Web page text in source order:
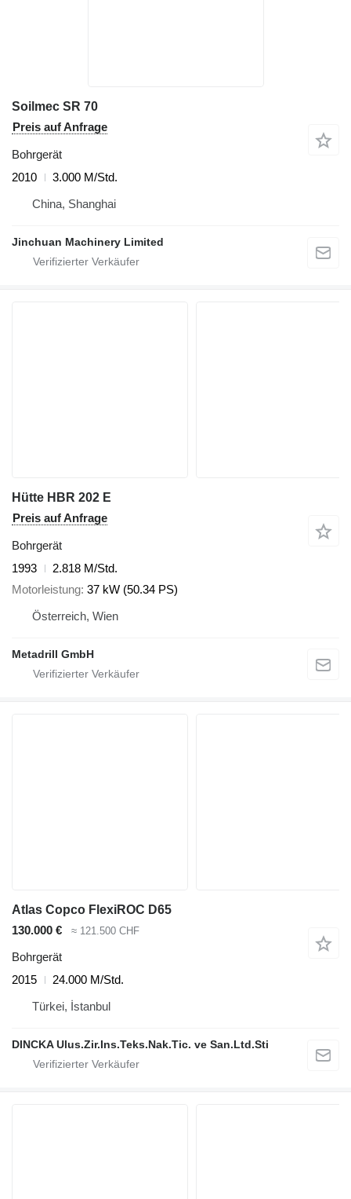
Soilmec SR 70
Preis auf Anfrage
Bohrgerät
2010
3.000 M/Std.
China, Shanghai
Jinchuan Machinery Limited
Hütte HBR 202 E
Preis auf Anfrage
Bohrgerät
1993
2.818 M/Std.
Motorleistung 37 kW (50.34 PS)
Österreich, Wien
Metadrill GmbH
Atlas Copco FlexiROC D65
130.000 €
≈ 121.500 CHF
Bohrgerät
2015
24.000 M/Std.
Türkei, İstanbul
DINCKA Ulus.Zir.Ins.Teks.Nak.Tic. ve San.Ltd.Sti